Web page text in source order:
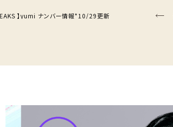
】yumi ナンバー情報*10/29更新